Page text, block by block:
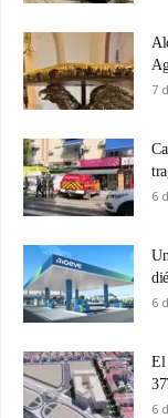
7
6
6
El
6